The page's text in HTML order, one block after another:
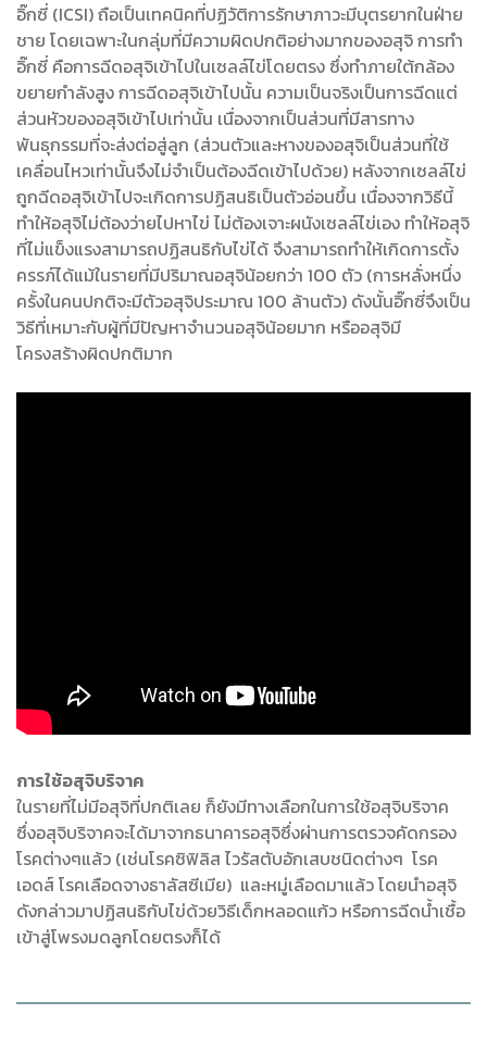
อิ๊กซี่ (ICSI) ถือเป็นเทคนิคที่ปฏิวัติการรักษาภาวะมีบุตรยากในฝ่าย
ชาย โดยเฉพาะในกลุ่มที่มีความผิดปกติอย่างมากของอสุจิ การทำ
อิ๊กซี่ คือการฉีดอสุจิเข้าไปในเซลล์ไข่โดยตรง ซึ่งทำภายใต้กล้อง
ขยายกำลังสูง การฉีดอสุจิเข้าไปนั้น ความเป็นจริงเป็นการฉีดแต่
ส่วนหัวของอสุจิเข้าไปเท่านั้น เนื่องจากเป็นส่วนที่มีสารทาง
พันธุกรรมที่จะส่งต่อสู่ลูก (ส่วนตัวและหางของอสุจิเป็นส่วนที่ใช้
เคลื่อนไหวเท่านั้นจึงไม่จำเป็นต้องฉีดเข้าไปด้วย) หลังจากเซลล์ไข่
ถูกฉีดอสุจิเข้าไปจะเกิดการปฏิสนธิเป็นตัวอ่อนขึ้น เนื่องจากวิธีนี้
ทำให้อสุจิไม่ต้องว่ายไปหาไข่ ไม่ต้องเจาะผนังเซลล์ไข่เอง ทำให้อสุจิ
ที่ไม่แข็งแรงสามารถปฏิสนธิกับไข่ได้ จึงสามารถทำให้เกิดการตั้ง
ครรภ์ได้แม้ในรายที่มีปริมาณอสุจิน้อยกว่า 100 ตัว (การหลั่งหนึ่ง
ครั้งในคนปกติจะมีตัวอสุจิประมาณ 100 ล้านตัว) ดังนั้นอิ๊กซี่จึงเป็น
วิธีที่เหมาะกับผู้ที่มีปัญหาจำนวนอสุจิน้อยมาก หรืออสุจิมี
โครงสร้างผิดปกติมาก
การใช้อสุจิบริจาค
ในรายที่ไม่มีอสุจิที่ปกติเลย ก็ยังมีทางเลือกในการใช้อสุจิบริจาค
ซึ่งอสุจิบริจาคจะได้มาจากธนาคารอสุจิซึ่งผ่านการตรวจคัดกรอง
โรคต่างๆแล้ว (เช่นโรคซิฟิลิส ไวรัสตับอักเสบชนิดต่างๆ โรค
เอดส์ โรคเลือดจางธาลัสซีเมีย) และหมู่เลือดมาแล้ว โดยนำอสุจิ
ดังกล่าวมาปฏิสนธิกับไข่ด้วยวิธีเด็กหลอดแก้ว หรือการฉีดน้ำเชื้อ
เข้าสู่โพรงมดลูกโดยตรงก็ได้